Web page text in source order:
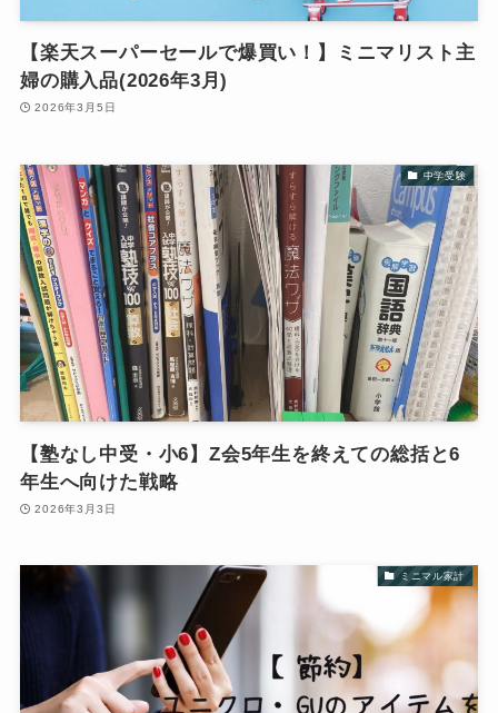
【楽天スーパーセールで爆買い！】ミニマリスト主
婦の購入品(2026年3月)
2026年3月5日
中学受験
【塾なし中受・小6】Z会5年生を終えての総括と6
年生へ向けた戦略
2026年3月3日
ミニマル家計